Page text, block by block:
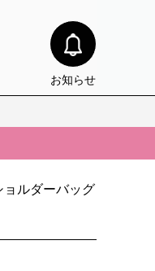
お知らせ
ョルダーバッグ